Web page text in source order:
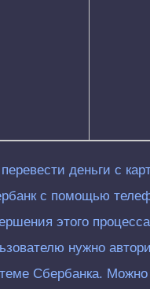
деньги с
с помощью
этого
нужно
Сбербанка. Можно